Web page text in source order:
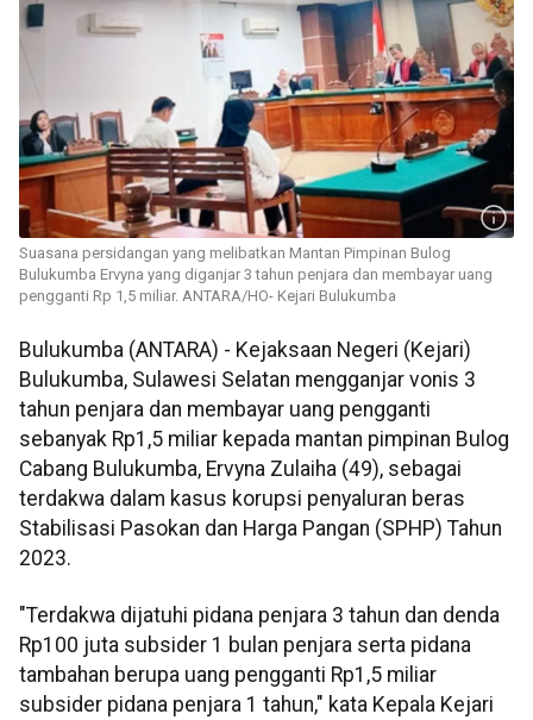
Suasana persidangan yang melibatkan Mantan Pimpinan Bulog
Bulukumba Ervyna yang diganjar 3 tahun penjara dan membayar uang
pengganti Rp 1,5 miliar. ANTARA/HO- Kejari Bulukumba
Bulukumba (ANTARA) - Kejaksaan Negeri (Kejari)
Bulukumba, Sulawesi Selatan mengganjar vonis 3
tahun penjara dan membayar uang pengganti
sebanyak Rp1,5 miliar kepada mantan pimpinan Bulog
Cabang Bulukumba, Ervyna Zulaiha (49), sebagai
terdakwa dalam kasus korupsi penyaluran beras
Stabilisasi Pasokan dan Harga Pangan (SPHP) Tahun
2023.
"Terdakwa dijatuhi pidana penjara 3 tahun dan denda
Rp100 juta subsider 1 bulan penjara serta pidana
tambahan berupa uang pengganti Rp1,5 miliar
subsider pidana penjara 1 tahun," kata Kepala Kejari